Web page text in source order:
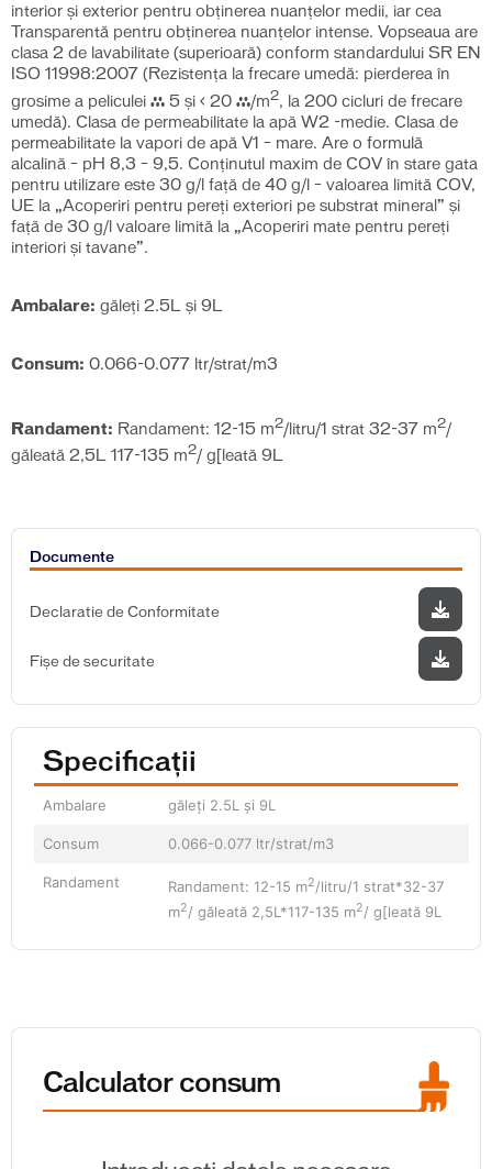
interior şi exterior pentru obţinerea nuanţelor medii, iar cea
Transparentă pentru obţinerea nuanţelor intense. Vopseaua are
clasa 2 de lavabilitate (superioară) conform standardului SR EN
ISO 11998:2007 (Rezistenţa la frecare umedă: pierderea în
grosime a peliculei ≥ 5 şi < 20 μ/m2, la 200 cicluri de frecare
umedă). Clasa de permeabilitate la apă W2 -medie. Clasa de
permeabilitate la vapori de apă V1 – mare. Are o formulă
alcalină – pH 8,3 – 9,5. Conținutul maxim de COV în stare gata
pentru utilizare este 30 g/l față de 40 g/l – valoarea limită COV,
UE la „Acoperiri pentru pereţi exteriori pe substrat mineral” și
față de 30 g/l valoare limită la „Acoperiri mate pentru pereţi
interiori şi tavane”.
Ambalare: găleți 2.5L și 9L
Consum: 0.066-0.077 ltr/strat/m3
Randament: Randament: 12-15 m2/litru/1 strat 32-37 m2/
găleată 2,5L 117-135 m2/ g[leată 9L
Documente
Declaratie de Conformitate
Fișe de securitate
Specificații
Ambalare găleți 2.5L și 9L
Consum 0.066-0.077 ltr/strat/m3
Randament Randament: 12-15 m2/litru/1 strat*32-37
m2/ găleată 2,5L*117-135 m2/ g[leată 9L
Calculator consum